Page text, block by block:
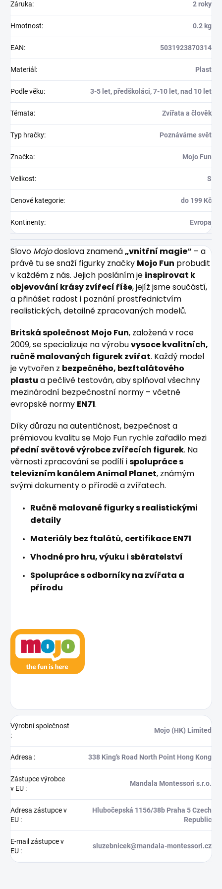
Záruka: 2 roky
Hmotnost: 0.2 kg
EAN: 5031923870314
Materiál : Plast
Podle věku: 3-5 let, předškoláci, 7-10 let, nad 10 let
Témata: Zvířata a člověk
Typ hračky: Poznáváme svět
Značka: Mojo Fun
Velikost: S
Cenové kategorie: do 199 Kč
Kontinenty: Evropa
Slovo Mojodoslova znamená„vnitřní magie“ – a
právě tu se snaží figurky značky Mojo Fun probudit
v každém z nás. Jejich posláním je inspirovat k
objevování krásy zvířecí říše, jejíž jsme součástí,
a přinášet radost i poznání prostřednictvím
realistických, detailně zpracovaných modelů.
Britská společnost Mojo Fun, založená v roce
2009, se specializuje na výrobuvysoce kvalitních,
ručně malovaných figurek zvířat. Každý model
je vytvořen z bezpečného, bezftalátového
plastu a pečlivě testován, aby splňoval všechny
mezinárodní bezpečnostní normy – včetně
evropské normy EN71.
Díky důrazu na autentičnost, bezpečnost a
prémiovou kvalitu se Mojo Fun rychle zařadilo mezi
přední světové výrobce zvířecích figurek. Na
věrnosti zpracování se podílí ispolupráce s
televizním kanálem Animal Planet, známým
svými dokumenty o přírodě a zvířatech.
Ručně malované figurky s realistickými
detaily
Materiály bez ftalátů, certifikace EN71
Vhodné pro hru, výuku i sběratelství
Spolupráce s odborníky na zvířata a
přírodu
Výrobní společnost
:
Mojo (HK) Limited
Adresa : 338 King’s Road North Point Hong Kong
Zástupce výrobce
v EU :
Mandala Montessori s.r.o.
Adresa zástupce v
EU :
Hlubočepská 1156/38b Praha 5 Czech
Republic
E-mail zástupce v
EU :
sluzebnicek@mandala-montessori.cz